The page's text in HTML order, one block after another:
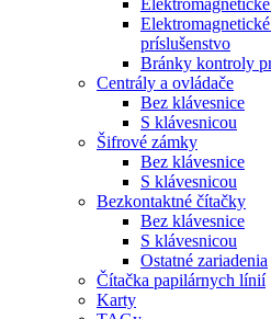
príslušenstvo
Bránky kontroly
Centrály a ovládače
Bez klávesnice
S klávesnicou
Šifrové zámky
Bez klávesnice
S klávesnicou
Bezkontaktné čítačky
Bez klávesnice
S klávesnicou
Ostatné zariadenia
Čítačka papilárnych línií
Karty